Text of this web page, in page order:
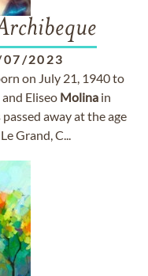
2023
on July 21, 1940 to
Eliseo Molinain
away at the age
Grand, C...